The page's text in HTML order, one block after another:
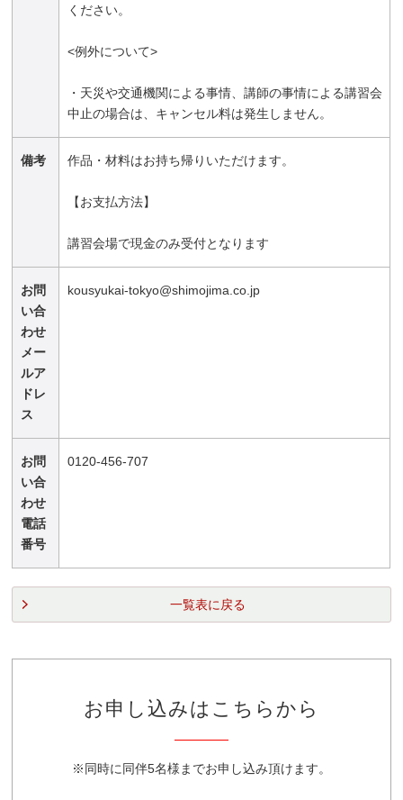
ください。
<例外について>
・天災や交通機関による事情、講師の事情による講習会
中止の場合は、キャンセル料は発生しません。
備考 作品・材料はお持ち帰りいただけます。
【お支払方法】
講習会場で現金のみ受付となります
お問
い合
わせ
メー
ルア
ドレ
ス
kousyukai-tokyo@shimojima.co.jp
お問
い合
わせ
電話
番号
0120-456-707
一覧表に戻る
お申し込みはこちらから
※同時に同伴5名様までお申し込み頂けます。